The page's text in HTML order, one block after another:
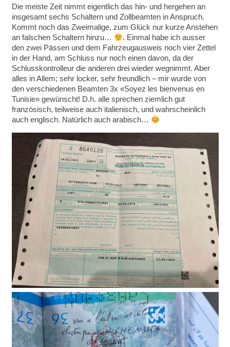
Die meiste Zeit nimmt eigentlich das hin- und hergehen an
insgesamt sechs Schaltern und Zollbeamten in Anspruch.
Kommt noch das Zweimalige, zum Glück nur kurze Anstehen
an falschen Schaltern hinzu…
. Einmal habe ich ausser
den zwei Pässen und dem Fahrzeugausweis noch vier Zettel
in der Hand, am Schluss nur noch einen davon, da der
Schlusskontrolleur die anderen drei wieder wegnimmt. Aber
alles in Allem; sehr locker, sehr freundlich – mir wurde von
den verschiedenen Beamten 3x «Soyez les bienvenus en
Tunisie» gewünscht! D.h. alle sprechen ziemlich gut
französisch, teilweise auch italienisch, und wahrscheinlich
auch englisch. Natürlich auch arabisch…